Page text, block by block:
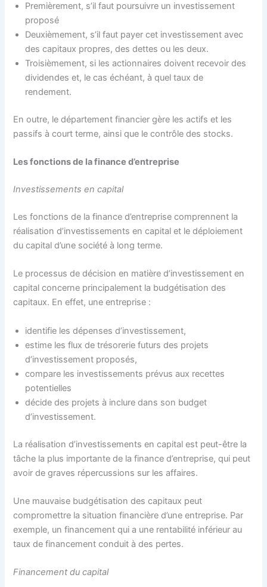
Premièrement, s’il faut poursuivre un investissement
proposé
Deuxièmement, s’il faut payer cet investissement avec
des capitaux propres, des dettes ou les deux.
Troisièmement, si les actionnaires doivent recevoir des
dividendes et, le cas échéant, à quel taux de
rendement.
En outre, le département financier gère les actifs et les
passifs à court terme, ainsi que le contrôle des stocks.
Les fonctions de la finance d’entreprise
Investissements en capital
Les fonctions de la finance d’entreprise comprennent la
réalisation d’investissements en capital et le déploiement
du capital d’une société à long terme.
Le processus de décision en matière d’investissement en
capital concerne principalement la budgétisation des
capitaux. En effet, une entreprise :
identifie les dépenses d’investissement,
estime les flux de trésorerie futurs des projets
d’investissement proposés,
compare les investissements prévus aux recettes
potentielles
décide des projets à inclure dans son budget
d’investissement.
La réalisation d’investissements en capital est peut-être la
tâche la plus importante de la finance d’entreprise, qui peut
avoir de graves répercussions sur les affaires.
Une mauvaise budgétisation des capitaux peut
compromettre la situation financière d’une entreprise. Par
exemple, un financement qui a une rentabilité inférieur au
taux de financement conduit à des pertes.
Financement du capital